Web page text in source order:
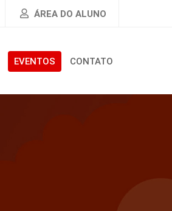
ÁREA DO ALUNO
EVENTOS CONTATO